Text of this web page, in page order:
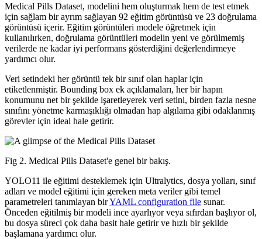
Medical Pills Dataset, modelini hem oluşturmak hem de test etmek
için sağlam bir ayrım sağlayan 92 eğitim görüntüsü ve 23 doğrulama
görüntüsü içerir. Eğitim görüntüleri modele öğretmek için
kullanılırken, doğrulama görüntüleri modelin yeni ve görülmemiş
verilerde ne kadar iyi performans gösterdiğini değerlendirmeye
yardımcı olur.
Veri setindeki her görüntü tek bir sınıf olan haplar için
etiketlenmiştir. Bounding box ek açıklamaları, her bir hapın
konumunu net bir şekilde işaretleyerek veri setini, birden fazla nesne
sınıfını yönetme karmaşıklığı olmadan hap algılama gibi odaklanmış
görevler için ideal hale getirir.
Fig 2. Medical Pills Dataset'e genel bir bakış.
YOLO11 ile eğitimi desteklemek için Ultralytics, dosya yolları, sınıf
adları ve model eğitimi için gereken meta veriler gibi temel
parametreleri tanımlayan birYAML configuration file sunar.
Önceden eğitilmiş bir modeli ince ayarlıyor veya sıfırdan başlıyor ol,
bu dosya süreci çok daha basit hale getirir ve hızlı bir şekilde
başlamana yardımcı olur.